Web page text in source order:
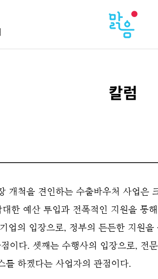
칼럼
개척을 견인하는 수출바우처 사업은
한 예산 투입과 전폭적인 지원을 통
업의 입장으로, 정부의 든든한 지원
이다. 셋째는 수행사의 입장으로, 전
를 하겠다는 사업자의 관점이다.